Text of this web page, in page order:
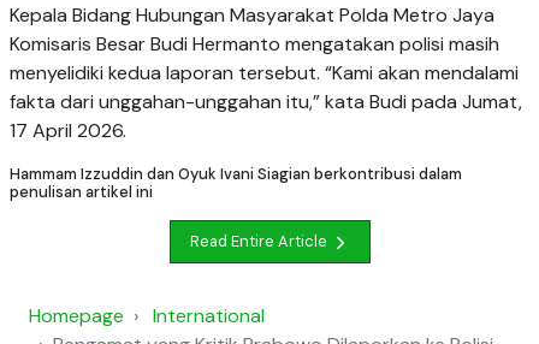
Kepala Bidang Hubungan Masyarakat Polda Metro Jaya
Komisaris Besar Budi Hermanto mengatakan polisi masih
menyelidiki kedua laporan tersebut. “Kami akan mendalami
fakta dari unggahan-unggahan itu,” kata Budi pada Jumat,
17 April 2026.
Hammam Izzuddin dan Oyuk Ivani Siagian berkontribusi dalam
penulisan artikel ini
Read Entire Article
Homepage
International